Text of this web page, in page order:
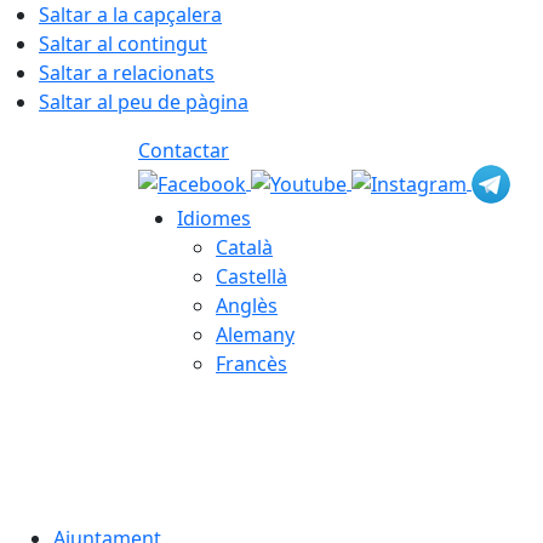
Saltar a la capçalera
Saltar al contingut
Saltar a relacionats
Saltar al peu de pàgina
Contactar
Idiomes
Català
Castellà
Anglès
Alemany
Francès